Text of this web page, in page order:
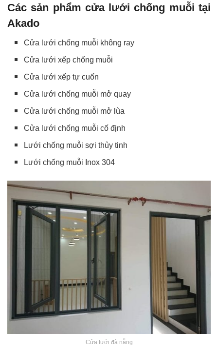
Các sản phẩm cửa lưới chống muỗi tại
Akado
Cửa lưới chống muỗi không ray
Cửa lưới xếp chống muỗi
Cửa lưới xếp tự cuốn
Cửa lưới chống muỗi mở quay
Cửa lưới chống muỗi mở lùa
Cửa lưới chống muỗi cố định
Lưới chống muỗi sợi thủy tinh
Lưới chống muỗi Inox 304
Cửa lưới đà nẵng